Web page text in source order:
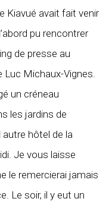
Kiavué avait fait venir
pu rencontrer
de presse au
Luc Michaux-Vignes.
un créneau
les jardins de
autre hôtel de la
Je vous laisse
le remercierai jamais
Le soir, il y eut un